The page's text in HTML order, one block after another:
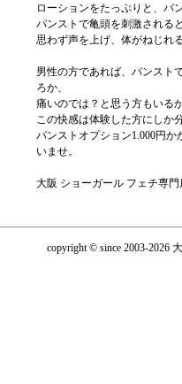
ローションをたっぷりと、パ
パンストで亀頭を刺激されると
思わず声を上げ、体がねじれ
男性の方であれば、パンスト
ろか、
痛いのでは？と思う方もいる
この快感は体験した方にしか
パンストオプション1.000円
いませ。
大阪 ショーガール フェチ専門
copyright © since 2003-2026